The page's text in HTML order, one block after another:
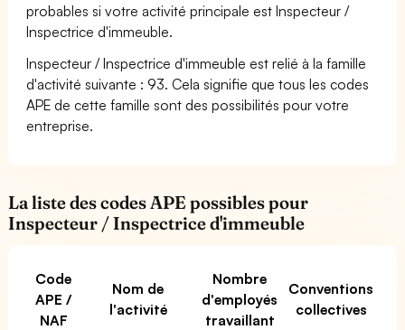
probables si votre activité principale est Inspecteur /
Inspectrice d'immeuble.
Inspecteur / Inspectrice d'immeuble est relié à la famille
d'activité suivante : 93. Cela signifie que tous les codes
APE de cette famille sont des possibilités pour votre
entreprise.
La liste des codes APE possibles pour
Inspecteur / Inspectrice d'immeuble
Code
APE /
NAF
Nom de
l'activité
Nombre
d'employés
travaillant
Conventions
collectives